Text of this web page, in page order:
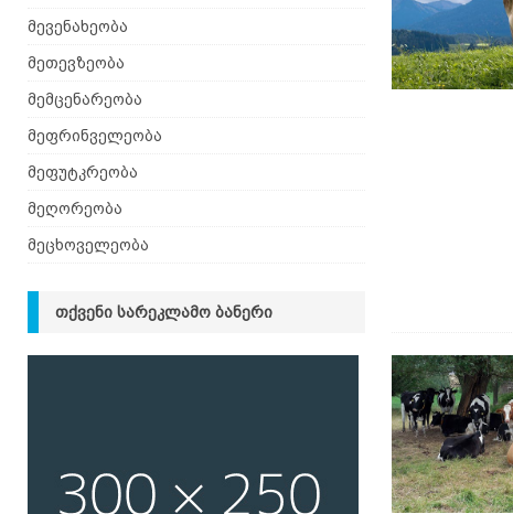
მევენახეობა
მეთევზეობა
მემცენარეობა
მეფრინველეობა
მეფუტკრეობა
მეღორეობა
მეცხოველეობა
ᲗᲥᲕᲔᲜᲘ ᲡᲐᲠᲔᲙᲚᲐᲛᲝ ᲑᲐᲜᲔᲠᲘ